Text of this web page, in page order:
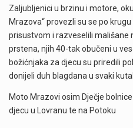
Zaljubljenici u brzinu i motore,
Mrazova“ provezli su se po
prisustvom i razveselili mališane
prstena, njih 40-tak obučeni u
božićnjaka za djecu su priredili
donijeli duh blagdana u svaki
Moto Mrazovi osim Dječje
djecu u Lovranu te na Potoku